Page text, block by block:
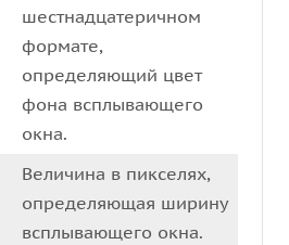
шестнадцатеричном
формате,
определяющий цвет
фона всплывающего
окна.
Величина в пикселях,
определяющая ширину
всплывающего окна.